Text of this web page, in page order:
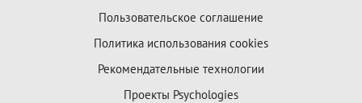
Пользовательское соглашение
Политика использования cookies
Рекомендательные технологии
Проекты Psychologies